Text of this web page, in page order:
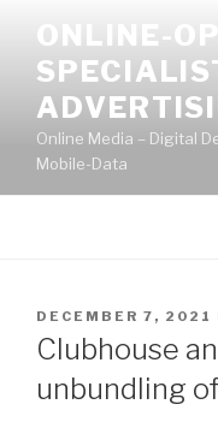
inhoud
springen
ONLINE-
Online Media – Digital
Mobile-Data
GEPLAATST
OP
DECEMBER 7, 2021
Clubhouse
unbundling